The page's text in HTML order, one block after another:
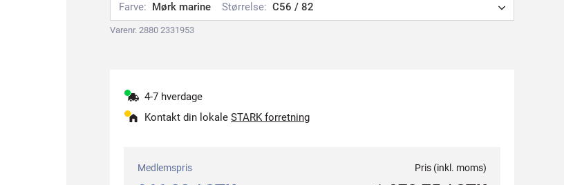
Farve: Mørk marine Størrelse: C56 / 82
Varenr. 2880 2331953
4-7 hverdage
Kontakt din lokale STARK forretning
Medlemspris Pris (inkl. moms)